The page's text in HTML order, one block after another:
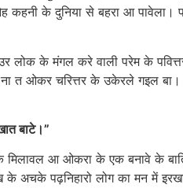
कहनी के दुनिया से बहरा आ
के मंगल करे वाली परेम के पवित्तर
त ओकर चरित्तर के उकेरले गइल बा।
बाटे।”
आ ओकरा के एक बनावे के
अचके पढ़निहारो लोग का मन में